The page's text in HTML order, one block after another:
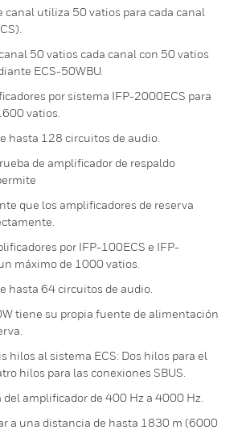
canal utiliza 50 vatios para cada canal
50 vatios cada canal con 50 vatios
ECS-50WBU.
por sistema IFP-2000ECS para
vatios.
hasta 128 circuitos de audio.
de amplificador de respaldo
que los amplificadores de reserva
por IFP-100ECS e IFP-
máximo de 1000 vatios.
hasta 64 circuitos de audio.
tiene su propia fuente de alimentación
hilos al sistema ECS: Dos hilos para el
hilos para las conexiones SBUS.
del amplificador de 400 Hz a 4000 Hz.
a una distancia de hasta 1830 m (6000